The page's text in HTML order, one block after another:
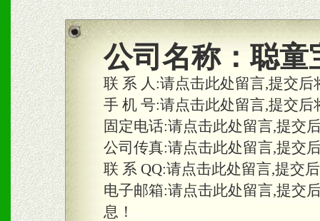
公司名称：聪童
联 系 人:请点击此处留言,提交
手 机 号:请点击此处留言,提交
固定电话:请点击此处留言,提交
公司传真:请点击此处留言,提交
联 系 QQ:请点击此处留言,提交
电子邮箱:请点击此处留言,提交
息！